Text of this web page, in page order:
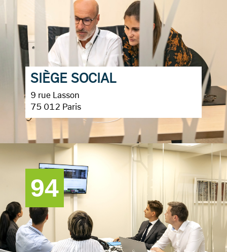
SIÈGE SOCIAL
9 rue Lasson
75 012 Paris
94